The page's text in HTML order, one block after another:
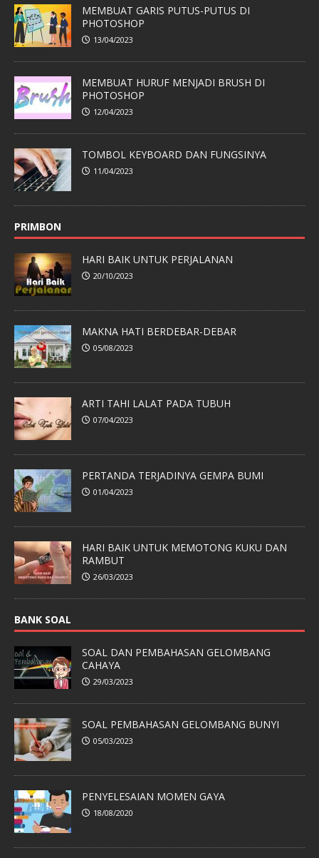
MEMBUAT GARIS PUTUS-PUTUS DI
PHOTOSHOP
13/04/2023
MEMBUAT HURUF MENJADI BRUSH DI
PHOTOSHOP
12/04/2023
TOMBOL KEYBOARD DAN FUNGSINYA
11/04/2023
PRIMBON
HARI BAIK UNTUK PERJALANAN
20/10/2023
MAKNA HATI BERDEBAR-DEBAR
05/08/2023
ARTI TAHI LALAT PADA TUBUH
07/04/2023
PERTANDA TERJADINYA GEMPA BUMI
01/04/2023
HARI BAIK UNTUK MEMOTONG KUKU DAN
RAMBUT
26/03/2023
BANK SOAL
SOAL DAN PEMBAHASAN GELOMBANG
CAHAYA
29/03/2023
SOAL PEMBAHASAN GELOMBANG BUNYI
05/03/2023
PENYELESAIAN MOMEN GAYA
18/08/2020